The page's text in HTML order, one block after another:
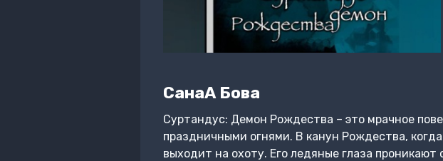
СанаА Бова
Суртандус: Демон Рождества – это мрачное
праздничными огнями. В канун Рождества,
выходит на охоту. Его ледяные глаза проникают